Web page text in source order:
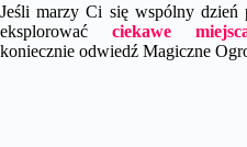
Jeśli marzy Ci się wspólny dzień
eksplorować
ciekawe
koniecznie odwiedź Magiczne